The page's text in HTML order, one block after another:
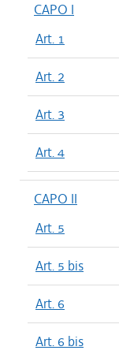
CAPO I
Art. 1
Art. 2
Art. 3
Art. 4
CAPO II
Art. 5
Art. 5 bis
Art. 6
Art. 6 bis